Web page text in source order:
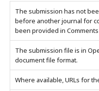
The submission has not
before another journal for
been provided in
The submission file is in
document file format.
Where available, URLs for